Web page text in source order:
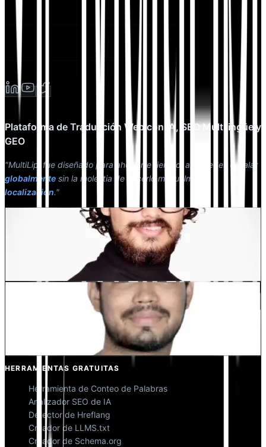
Plataforma de Traducción Web con IA, SEO Multilingüe y
GEO
"MultiLipi fue diseñado para ahorrarte tiempo, así puedes escalar
globalmente sin la molestia de hacerlo manualmente
localización."
Co-fundador @MultiLipi
Kunal Singh Shekhawat
HERRAMIENTAS GRATUITAS
Herramienta de Conteo de Palabras
Analizador SEO de IA
Detector de Hreflang
Creador de LLMS.txt
Creador de Schema.org